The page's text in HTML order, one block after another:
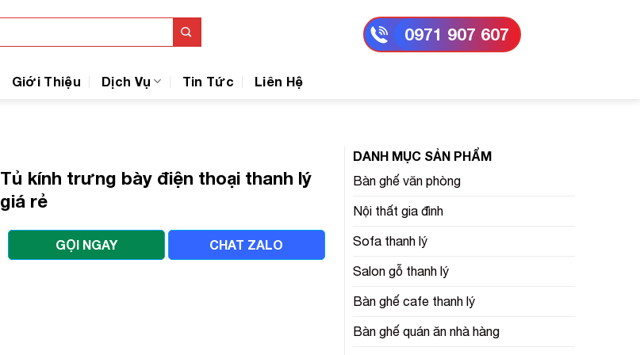
0971 907 607
Giới Thiệu Dịch Vụ Tin Tức Liên Hệ
DANH MỤC SẢN PHẨM
Bàn ghế văn phòng
Nội thất gia đình
Sofa thanh lý
Salon gỗ thanh lý
Bàn ghế cafe thanh lý
Bàn ghế quán ăn nhà hàng
Tủ kính trưng bày điện thoại thanh lý
giá rẻ
GỌI NGAY CHAT ZALO